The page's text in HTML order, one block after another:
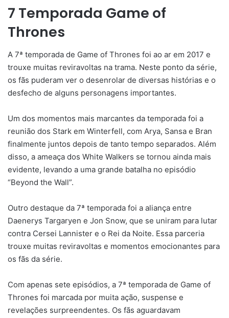
7 Temporada Game of
Thrones
A 7ª temporada de Game of Thrones foi ao ar em 2017 e
trouxe muitas reviravoltas na trama. Neste ponto da série,
os fãs puderam ver o desenrolar de diversas histórias e o
desfecho de alguns personagens importantes.
Um dos momentos mais marcantes da temporada foi a
reunião dos Stark em Winterfell, com Arya, Sansa e Bran
finalmente juntos depois de tanto tempo separados. Além
disso, a ameaça dos White Walkers se tornou ainda mais
evidente, levando a uma grande batalha no episódio
“Beyond the Wall”.
Outro destaque da 7ª temporada foi a aliança entre
Daenerys Targaryen e Jon Snow, que se uniram para lutar
contra Cersei Lannister e o Rei da Noite. Essa parceria
trouxe muitas reviravoltas e momentos emocionantes para
os fãs da série.
Com apenas sete episódios, a 7ª temporada de Game of
Thrones foi marcada por muita ação, suspense e
revelações surpreendentes. Os fãs aguardavam